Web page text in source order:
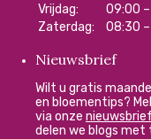
Vrijdag:
09:00
Zaterdag:
08:30 –
Nieuwsbrief
Wilt u gratis
en bloementips?
via onze
delen we blogs met